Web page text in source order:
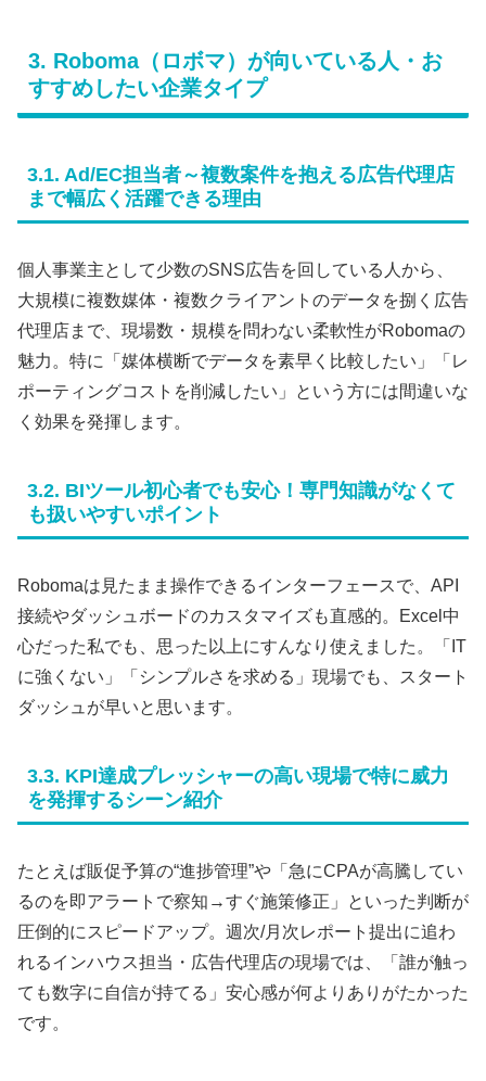
3. Roboma（ロボマ）が向いている人・お
すすめしたい企業タイプ
3.1. Ad/EC担当者～複数案件を抱える広告代理店
まで幅広く活躍できる理由
個人事業主として少数のSNS広告を回している人から、
大規模に複数媒体・複数クライアントのデータを捌く広告
代理店まで、現場数・規模を問わない柔軟性がRobomaの
魅力。特に「媒体横断でデータを素早く比較したい」「レ
ポーティングコストを削減したい」という方には間違いな
く効果を発揮します。
3.2. BIツール初心者でも安心！専門知識がなくて
も扱いやすいポイント
Robomaは見たまま操作できるインターフェースで、API
接続やダッシュボードのカスタマイズも直感的。Excel中
心だった私でも、思った以上にすんなり使えました。「IT
に強くない」「シンプルさを求める」現場でも、スタート
ダッシュが早いと思います。
3.3. KPI達成プレッシャーの高い現場で特に威力
を発揮するシーン紹介
たとえば販促予算の“進捗管理”や「急にCPAが高騰してい
るのを即アラートで察知→すぐ施策修正」といった判断が
圧倒的にスピードアップ。週次/月次レポート提出に追わ
れるインハウス担当・広告代理店の現場では、「誰が触っ
ても数字に自信が持てる」安心感が何よりありがたかった
です。